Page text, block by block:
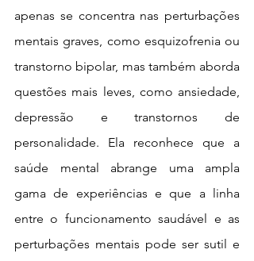
apenas se concentra nas perturbações
mentais graves, como esquizofrenia ou
transtorno bipolar, mas também aborda
questões mais leves, como ansiedade,
depressão e transtornos de
personalidade. Ela reconhece que a
saúde mental abrange uma ampla
gama de experiências e que a linha
entre o funcionamento saudável e as
perturbações mentais pode ser sutil e